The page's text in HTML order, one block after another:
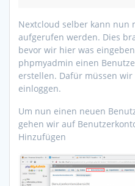
Nextcloud selber kann nun
aufgerufen werden. Dies
bevor wir hier was
phpmyadmin einen
erstellen. Dafür müssen
einloggen.
Um nun einen neuen
gehen wir auf
Hinzufügen